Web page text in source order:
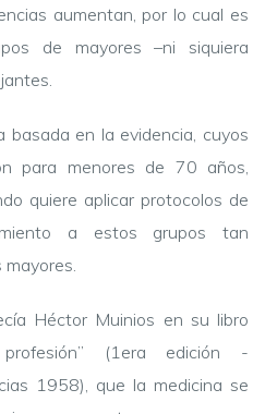
aumentan, por lo cual es
de mayores –ni siquiera
basada en la evidencia, cuyos
para menores de 70 años,
quiere aplicar protocolos de
a estos grupos tan
Héctor Muinios en su libro
(1era edición -
1958), que la medicina se